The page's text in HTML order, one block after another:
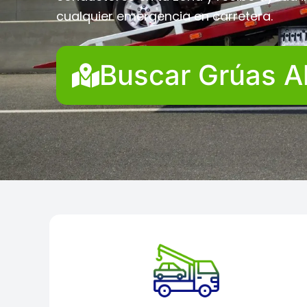
cualquier emergencia en carretera.
Buscar Grúas